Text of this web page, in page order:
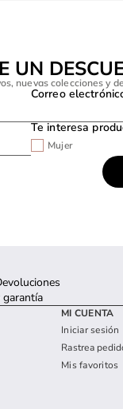
UN
nuevas colecciones y
Correo
Te interesa
Mujer
garantía
MI CUENTA
Iniciar sesión
Rastrea
Mis favoritos